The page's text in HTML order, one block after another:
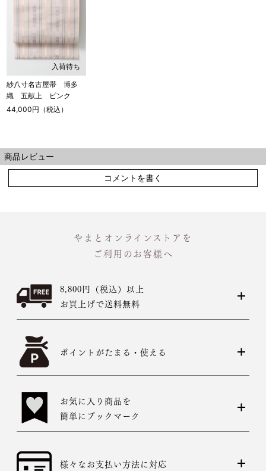
入荷待ち
紗八寸名古屋帯 博多
織 五献上 ピンク
44,000円（税込）
商品レビュー
コメントを書く
やまとオンラインストアを
ご利用のお客様へ
8,800円（税込）以上
お買上げで送料無料
ポイントがたまる・使える
お気に入り商品を
簡単にブックマーク
様々なお支払い方法に対応